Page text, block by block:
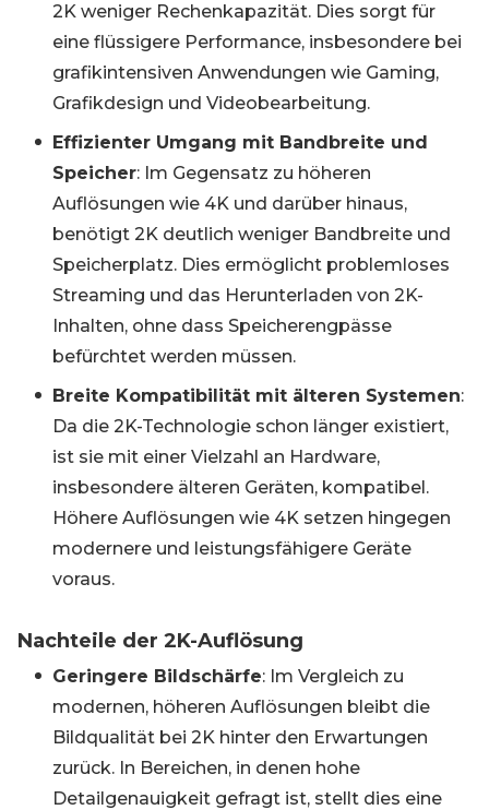
2K weniger Rechenkapazität. Dies sorgt für
eine flüssigere Performance, insbesondere bei
grafikintensiven Anwendungen wie Gaming,
Grafikdesign und Videobearbeitung.
Effizienter Umgang mit Bandbreite und
Speicher: Im Gegensatz zu höheren
Auflösungen wie 4K und darüber hinaus,
benötigt 2K deutlich weniger Bandbreite und
Speicherplatz. Dies ermöglicht problemloses
Streaming und das Herunterladen von 2K-
Inhalten, ohne dass Speicherengpässe
befürchtet werden müssen.
Breite Kompatibilität mit älteren Systemen:
Da die 2K-Technologie schon länger existiert,
ist sie mit einer Vielzahl an Hardware,
insbesondere älteren Geräten, kompatibel.
Höhere Auflösungen wie 4K setzen hingegen
modernere und leistungsfähigere Geräte
voraus.
Nachteile der 2K-Auflösung
Geringere Bildschärfe: Im Vergleich zu
modernen, höheren Auflösungen bleibt die
Bildqualität bei 2K hinter den Erwartungen
zurück. In Bereichen, in denen hohe
Detailgenauigkeit gefragt ist, stellt dies eine